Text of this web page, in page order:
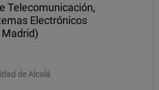
Telecomunicación,
Electrónicos
de Alcalá